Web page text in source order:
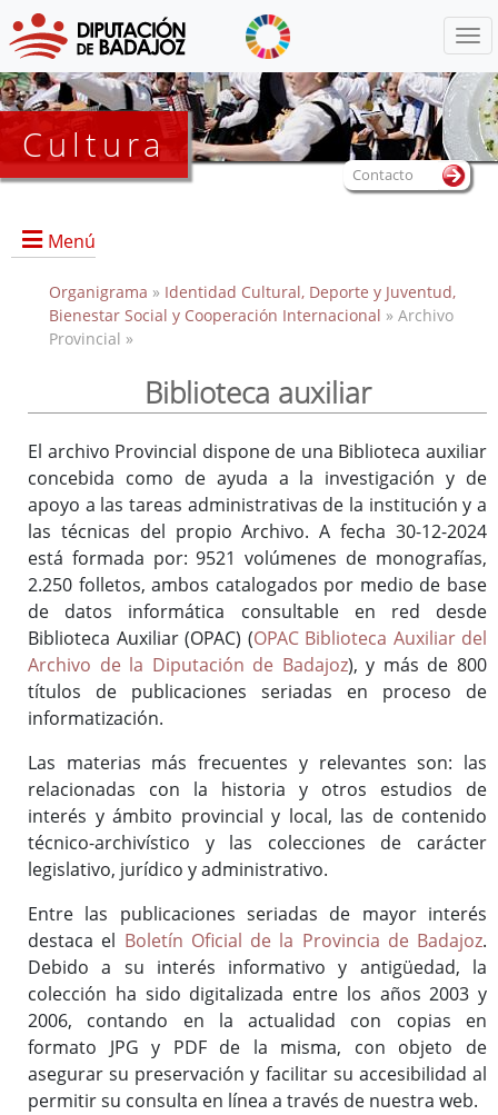
Cultura
Menú
Portada
Dirección, contacto, horario, funciones, local e instalaciones,
y servicios.
Historia del Archivo
Reglamento y Procedimientos
Recursos
Enlaces de interés
Asistencia Técnica a Archivos Municipales
Documento del Mes
Formación y colaboración con la Facultad de Ciencias de la
Documentación y la Comunicación de la Uex
Visitas en grupo
Otras Actividades
Archivo de la Diputación Provincial de Badajoz (ISDIAH)
Guía del Archivo de la Diputación Provincial de Badajoz
(ISAD-G)
Fondos documentales
Cuadro de Clasificación
Gestión Documental
Organigrama » Identidad Cultural, Deporte y Juventud,
Bienestar Social y Cooperación Internacional » Archivo
Provincial »
Biblioteca auxiliar
El archivo Provincial dispone de una Biblioteca auxiliar
concebida como de ayuda a la investigación y de
apoyo a las tareas administrativas de la institución y a
las técnicas del propio Archivo. A fecha 30-12-2024
está formada por: 9521 volúmenes de monografías,
2.250 folletos, ambos catalogados por medio de base
de datos informática consultable en red desde
Biblioteca Auxiliar (OPAC) (OPAC Biblioteca Auxiliar del
Archivo de la Diputación de Badajoz), y más de 800
títulos de publicaciones seriadas en proceso de
informatización.
Las materias más frecuentes y relevantes son: las
relacionadas con la historia y otros estudios de
interés y ámbito provincial y local, las de contenido
técnico-archivístico y las colecciones de carácter
legislativo, jurídico y administrativo.
Entre las publicaciones seriadas de mayor interés
destaca el Boletín Oficial de la Provincia de Badajoz.
Debido a su interés informativo y antigüedad, la
colección ha sido digitalizada entre los años 2003 y
2006, contando en la actualidad con copias en
formato JPG y PDF de la misma, con objeto de
asegurar su preservación y facilitar su accesibilidad al
permitir su consulta en línea a través de nuestra web.
Contacto